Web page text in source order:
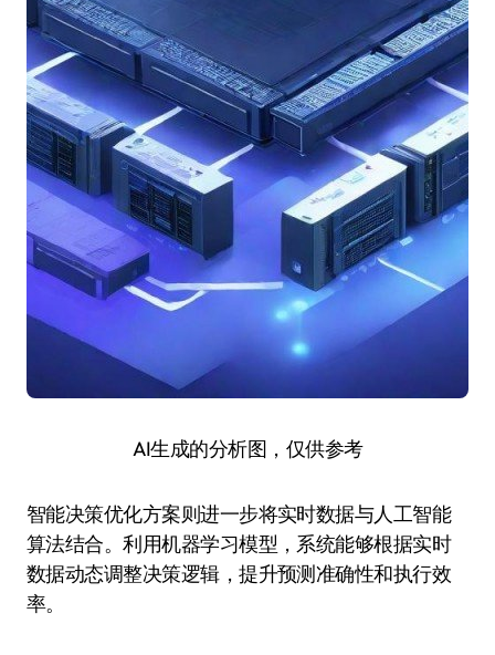
AI生成的分析图，仅供参考
智能决策优化方案则进一步将实时数据与人工智能
算法结合。利用机器学习模型，系统能够根据实时
数据动态调整决策逻辑，提升预测准确性和执行效
率。